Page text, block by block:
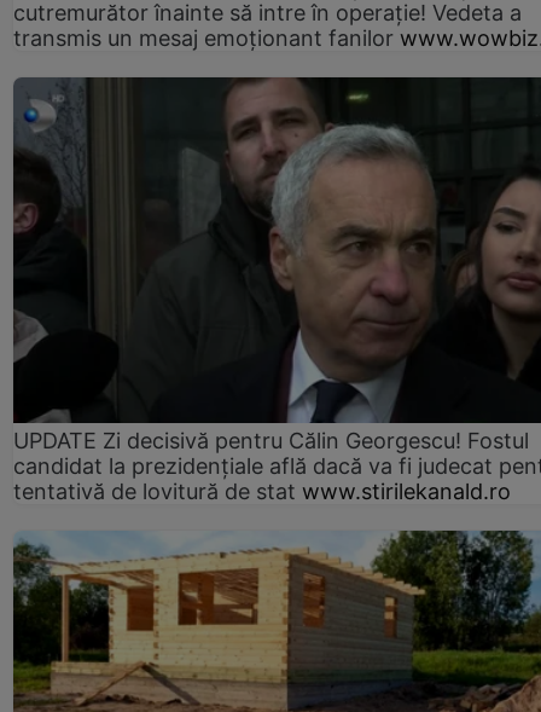
cutremurător înainte să intre în operație! Vedeta a
transmis un mesaj emoționant fanilor
UPDATE Zi decisivă pentru Călin Georgescu! Fostul
candidat la prezidențiale află dacă va fi judecat
tentativă de lovitură de stat www.stirilekanald.ro